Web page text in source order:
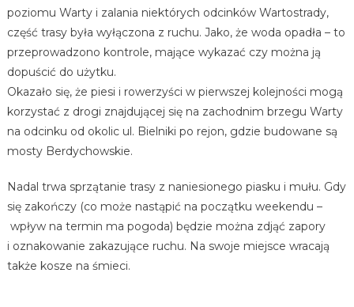
poziomu Warty i zalania niektórych odcinków Wartostrady,
część trasy była wyłączona z ruchu. Jako, że woda opadła – to
przeprowadzono kontrole, mające wykazać czy można ją
dopuścić do użytku.
Okazało się, że piesi i rowerzyści w pierwszej kolejności mogą
korzystać z drogi znajdującej się na zachodnim brzegu Warty
na odcinku od okolic ul. Bielniki po rejon, gdzie budowane są
mosty Berdychowskie.
Nadal trwa sprzątanie trasy z naniesionego piasku i mułu. Gdy
się zakończy (co może nastąpić na początku weekendu –
wpływ na termin ma pogoda) będzie można zdjąć zapory
i oznakowanie zakazujące ruchu. Na swoje miejsce wracają
także kosze na śmieci.